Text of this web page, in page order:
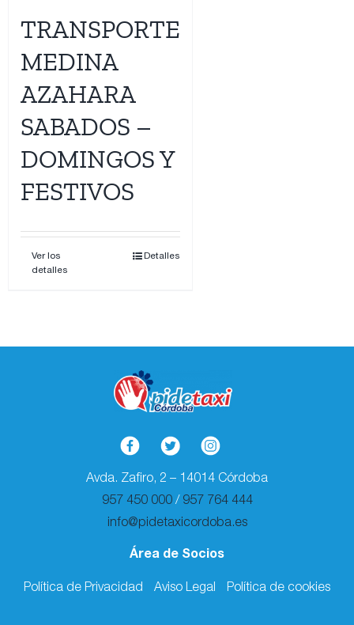
TRANSPORTE
MEDINA
AZAHARA
SABADOS –
DOMINGOS Y
FESTIVOS
Ver los
detalles
Detalles
Avda. Zafiro, 2 – 14014 Córdoba
957 450 000/ 957 764 444
info@pidetaxicordoba.es
Área de Socios
Política de Privacidad Aviso Legal Política de cookies